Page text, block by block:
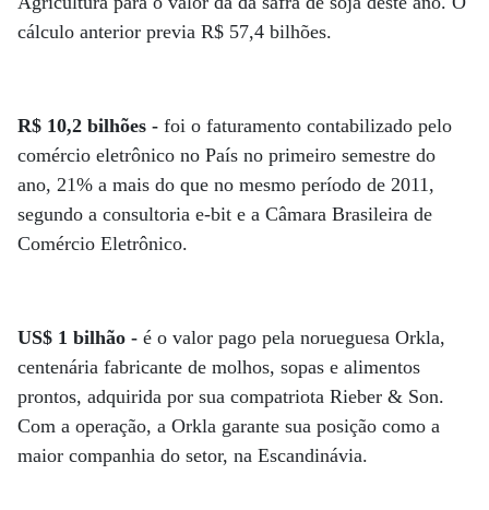
cálculo anterior previa R$ 57,4 bilhões.
R$ 10,2 bilhões - foi o faturamento contabilizado pelo
comércio eletrônico no País no primeiro semestre do
ano, 21% a mais do que no mesmo período de 2011,
segundo a consultoria e-bit e a Câmara Brasileira de
Comércio Eletrônico.
US$ 1 bilhão - é o valor pago pela norueguesa Orkla,
centenária fabricante de molhos, sopas e alimentos
prontos, adquirida por sua compatriota Rieber & Son.
Com a operação, a Orkla garante sua posição como a
maior companhia do setor, na Escandinávia.